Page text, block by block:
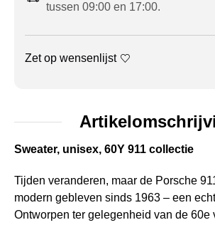
tussen 09:00 en 17:00.
Zet op wensenlijst
Sweater, unisex, 60Y 911 collectie
Tijden veranderen, maar de Porsche
modern gebleven sinds 1963 – een
Ontworpen ter gelegenheid van de 60e